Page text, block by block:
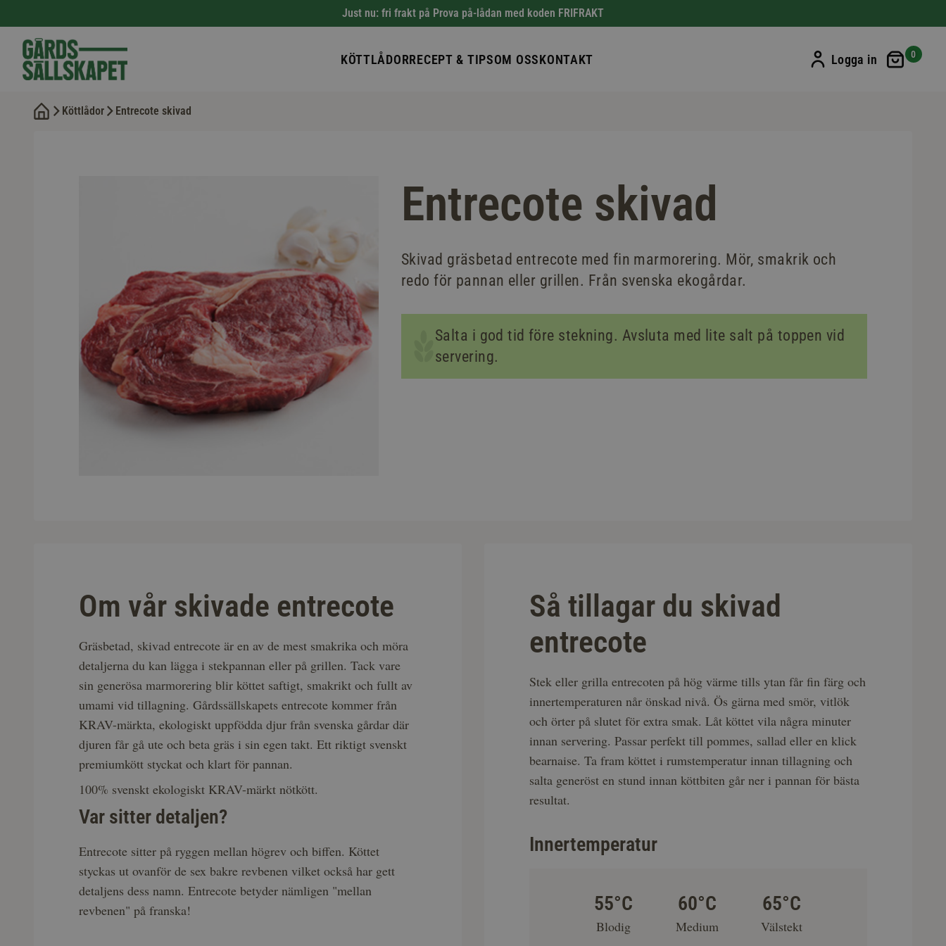
Just nu: fri frakt på Prova på-lådan med koden FRIFRAKT
KÖTTLÅDORRECEPT & TIPSOM OSSKONTAKT Logga in Min
0
Köttlådor Entrecote skivad
Entrecote skivad
Skivad gräsbetad entrecote med fin marmorering. Mör, smakrik och
redo för pannan eller grillen. Från svenska ekogårdar.
Salta i god tid före stekning. Avsluta med lite salt på toppen vid
servering.
Om vår skivade entrecote
Gräsbetad, skivad entrecote är en av de mest smakrika och möra
detaljerna du kan lägga i stekpannan eller på grillen. Tack vare
sin generösa marmorering blir köttet saftigt, smakrikt och fullt av
umami vid tillagning. Gårdssällskapets entrecote kommer från
KRAV-märkta, ekologiskt uppfödda djur från svenska gårdar där
djuren får gå ute och beta gräs i sin egen takt. Ett riktigt svenskt
premiumkött styckat och klart för pannan.
100% svenskt ekologiskt KRAV-märkt nötkött.
Var sitter detaljen?
Entrecote sitter på ryggen mellan högrev och biffen. Köttet
styckas ut ovanför de sex bakre revbenen vilket också har gett
detaljens dess namn. Entrecote betyder nämligen "mellan
revbenen" på franska!
Så tillagar du skivad
entrecote
Stek eller grilla entrecoten på hög värme tills ytan får fin färg och
innertemperaturen når önskad nivå. Ös gärna med smör, vitlök
och örter på slutet för extra smak. Låt köttet vila några minuter
innan servering. Passar perfekt till pommes, sallad eller en klick
bearnaise. Ta fram köttet i rumstemperatur innan tillagning och
salta generöst en stund innan köttbiten går ner i pannan för bästa
resultat.
Innertemperatur
55°C
Blodig
60°C
Medium
65°C
Välstekt